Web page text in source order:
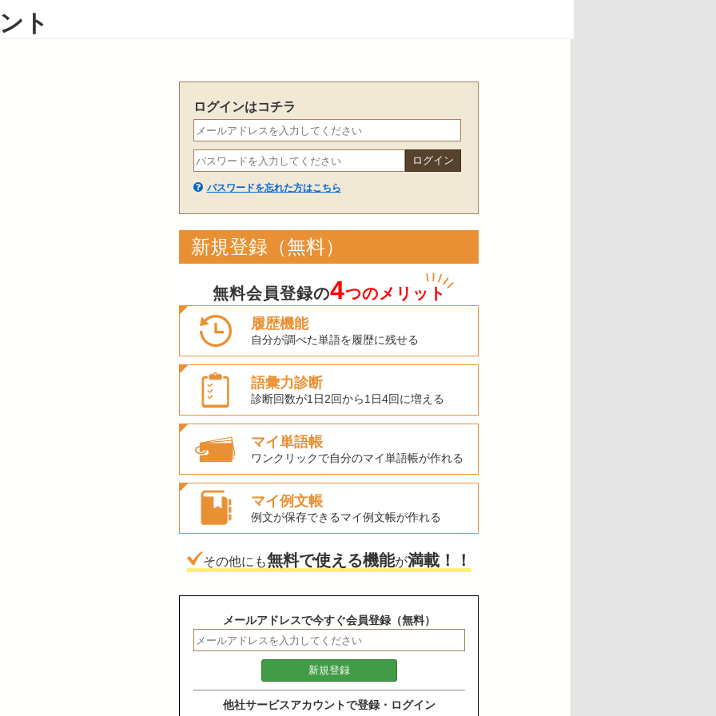
ト
ログインはコチラ
パスワードを忘れた方はこちら
新規登録（無料）
無料会員登録の4つのメリット
履歴機能
自分が調べた単語を履歴に残せる
語彙力診断
診断回数が1日2回から1日4回に増える
マイ単語帳
ワンクリックで自分のマイ単語帳が作れる
マイ例文帳
例文が保存できるマイ例文帳が作れる
その他にも無料で使える機能が満載！！
メールアドレスで今すぐ会員登録（無料）
他社サービスアカウントで登録・ログイン